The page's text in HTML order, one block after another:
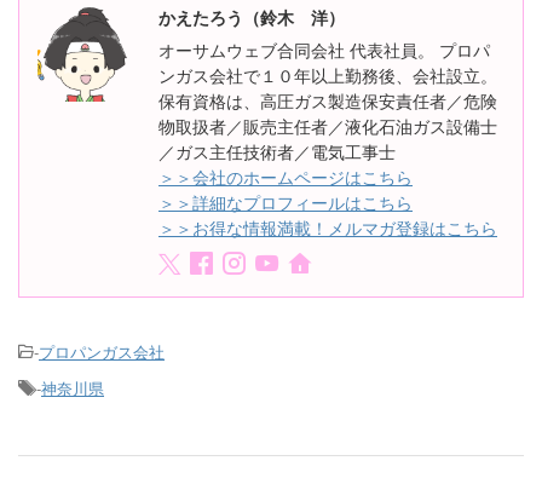
かえたろう（鈴木 洋）
オーサムウェブ合同会社 代表社員。 プロパ
ンガス会社で１０年以上勤務後、会社設立。
保有資格は、高圧ガス製造保安責任者／危険
物取扱者／販売主任者／液化石油ガス設備士
／ガス主任技術者／電気工事士
＞＞会社のホームページはこちら
＞＞詳細なプロフィールはこちら
＞＞お得な情報満載！メルマガ登録はこちら
-プロパンガス会社
-神奈川県